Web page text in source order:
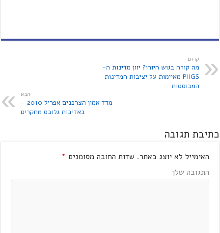
קודם
מה קורה בגוש היורו? יוון מדינות ה-
PIIGS מאיימות על יציבות המדינות
המבוססות
הבא
מדד אמון הצרכנים אפריל 2010 –
באדיבות גלובס מחקרים
כתיבת תגובה
האימייל לא יוצג באתר. שדות החובה מסומנים *
התגובה שלך